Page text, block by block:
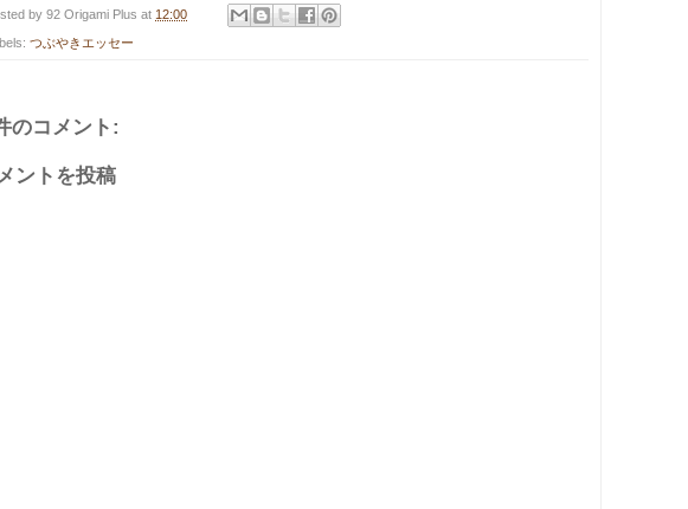
by 92 Origami Plus at 12:00
つぶやきエッセー
のコメント:
ントを投稿